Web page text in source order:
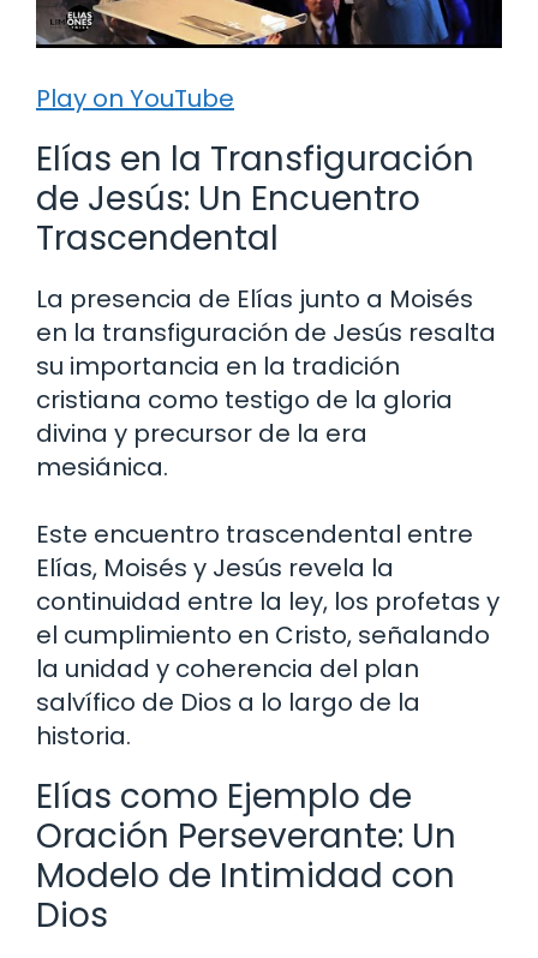
Play on YouTube
Elías en la Transfiguración
de Jesús: Un Encuentro
Trascendental
La presencia de Elías junto a Moisés
en la transfiguración de Jesús resalta
su importancia en la tradición
cristiana como testigo de la gloria
divina y precursor de la era
mesiánica.
Este encuentro trascendental entre
Elías, Moisés y Jesús revela la
continuidad entre la ley, los profetas y
el cumplimiento en Cristo, señalando
la unidad y coherencia del plan
salvífico de Dios a lo largo de la
historia.
Elías como Ejemplo de
Oración Perseverante: Un
Modelo de Intimidad con
Dios